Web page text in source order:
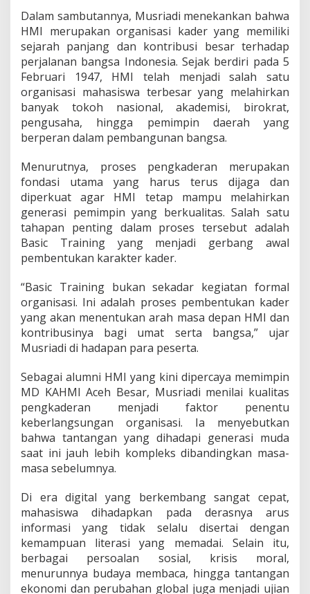
h
d
a
n
B
a
g
Dalam sambutannya, Musriadi menekankan bahwa
HMI merupakan organisasi kader yang memiliki
sejarah panjang dan kontribusi besar terhadap
perjalanan bangsa Indonesia. Sejak berdiri pada 5
Februari 1947, HMI telah menjadi salah satu
organisasi mahasiswa terbesar yang melahirkan
banyak tokoh nasional, akademisi, birokrat,
pengusaha, hingga pemimpin daerah yang
berperan dalam pembangunan bangsa.
Menurutnya, proses pengkaderan merupakan
fondasi utama yang harus terus dijaga dan
diperkuat agar HMI tetap mampu melahirkan
generasi pemimpin yang berkualitas. Salah satu
tahapan penting dalam proses tersebut adalah
Basic Training yang menjadi gerbang awal
pembentukan karakter kader.
“Basic Training bukan sekadar kegiatan formal
organisasi. Ini adalah proses pembentukan kader
yang akan menentukan arah masa depan HMI dan
kontribusinya bagi umat serta bangsa,” ujar
Musriadi di hadapan para peserta.
Sebagai alumni HMI yang kini dipercaya memimpin
MD KAHMI Aceh Besar, Musriadi menilai kualitas
pengkaderan menjadi faktor penentu
keberlangsungan organisasi. Ia menyebutkan
bahwa tantangan yang dihadapi generasi muda
saat ini jauh lebih kompleks dibandingkan masa-
masa sebelumnya.
Di era digital yang berkembang sangat cepat,
mahasiswa dihadapkan pada derasnya arus
informasi yang tidak selalu disertai dengan
kemampuan literasi yang memadai. Selain itu,
berbagai persoalan sosial, krisis moral,
menurunnya budaya membaca, hingga tantangan
ekonomi dan perubahan global juga menjadi ujian